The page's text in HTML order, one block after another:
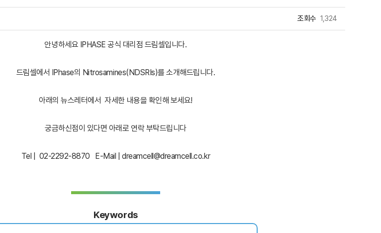
조회수 1,324
안녕하세요 IPHASE 공식 대리점 드림셀입니다.
드림셀에서 IPhase의 Nitrosamines(NDSRIs)를 소개해드립니다.
아래의 뉴스레터에서 자세한 내용을 확인해 보세요!
궁금하신점이 있다면 아래로 연락 부탁드립니다
Tel | 02-2292-8870 E-Mail |dreamcell@dreamcell.co.kr
Keywords